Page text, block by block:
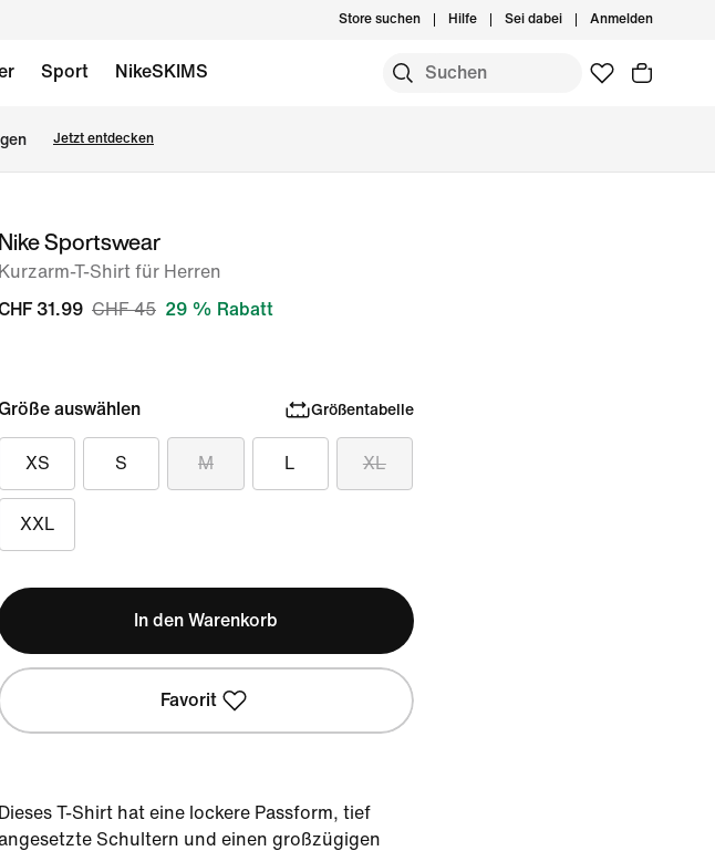
Store suchen Hilfe Sei dabei Anmelden
Sport NikeSKIMS
Jetzt entdecken
Nike Sportswear
Kurzarm-T-Shirt für Herren
31.99 CHF 45 29 % Rabatt
auswählen Größentabelle
XS S M L XL
XXL
In den Warenkorb
Favorit
Dieses T-Shirt hat eine lockere Passform, tief
Schultern und einen großzügigen